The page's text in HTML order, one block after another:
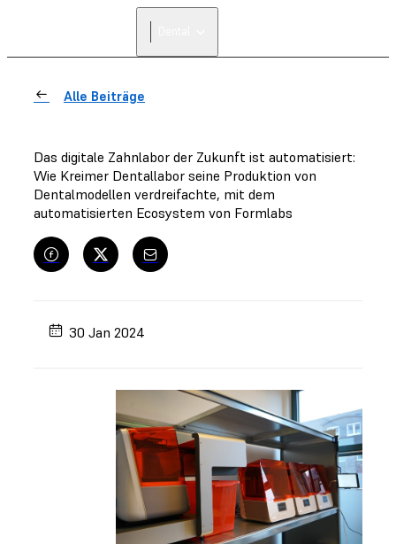
Alle Beiträge
Das digitale Zahnlabor der Zukunft ist automatisiert:
Wie Kreimer Dentallabor seine Produktion von
Dentalmodellen verdreifachte, mit dem
automatisierten Ecosystem von Formlabs
30 Jan 2024